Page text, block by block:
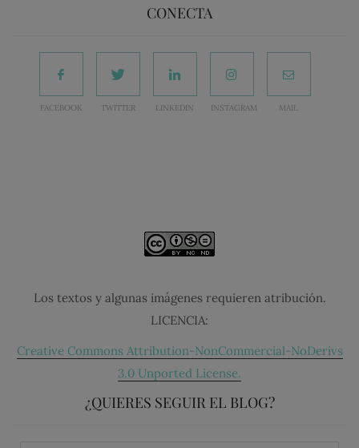
CONECTA
FACEBOOK TWITTER LINKEDIN INSTAGRAM MAIL
Los textos y algunas imágenes requieren atribución.
LICENCIA:
Creative Commons Attribution-NonCommercial-NoDerivs
3.0 Unported License.
¿QUIERES SEGUIR EL BLOG?